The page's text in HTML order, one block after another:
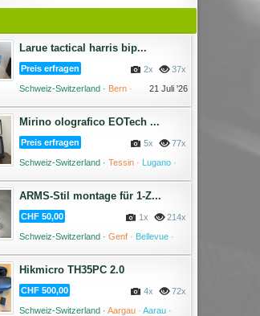
Larue tactical harris bip...
Preis erfragen 37x
2x
Schweiz-Switzerland · Bern · 21 Juli '26
Mirino olografico EOTech ...
Preis erfragen 77x
5x
Schweiz-Switzerland · Tessin · Lugano ·
ARMS-Stil montage für 1-Z...
CHF 50,00 214x
1x
Schweiz-Switzerland · Genf · Bellevue ·
Hikmicro TH35PC 2.0
CHF 500,00 72x
4x
Schweiz-Switzerland · Aargau · Aarau ·